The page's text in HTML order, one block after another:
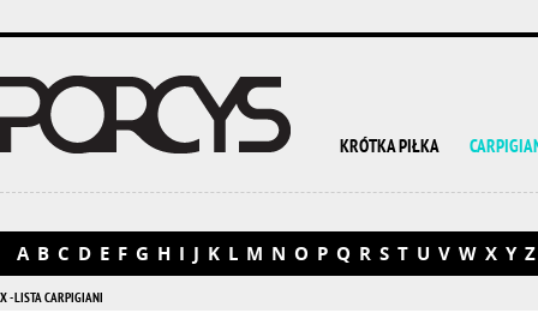
KRÓTKA PIŁKA
A B C D E F G H I J K L M N O P Q R S T U V W X Y Z
X - LISTA CARPIGIANI